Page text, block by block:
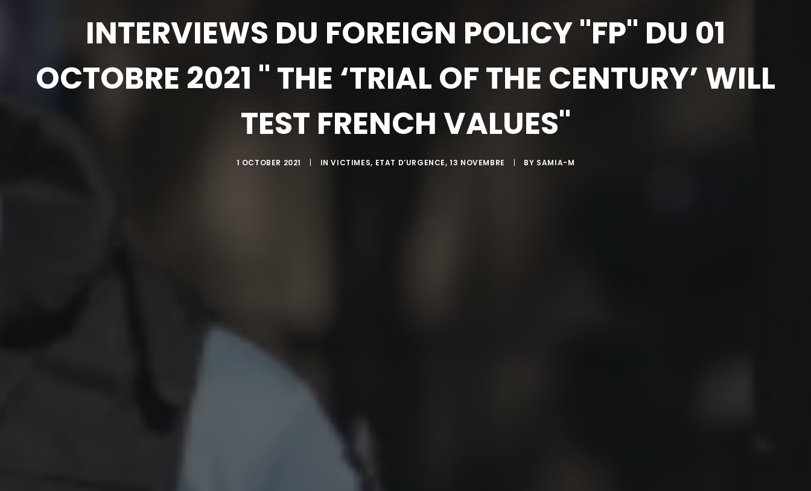
INTERVIEWS DU FOREIGN POLICY "FP" DU 01
OCTOBRE 2021 " THE ‘TRIAL OF THE CENTURY’ WILL
TEST FRENCH VALUES"
1 OCTOBER 2021 | INVICTIMES, ETAT D’URGENCE,13 NOVEMBRE | BY SAMIA-M